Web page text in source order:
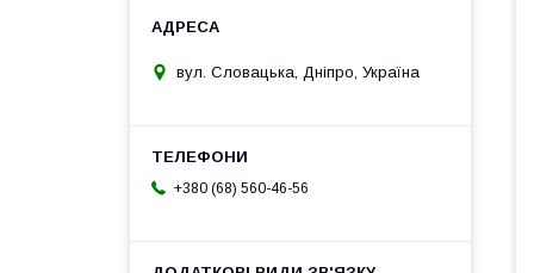
вул. Словацька, Дніпро, Україна
+380 (68) 560-46-56